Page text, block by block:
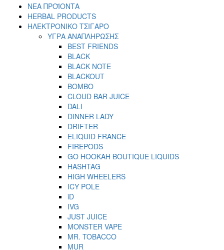
ΝΕΑ ΠΡΟΪΟΝΤΑ
HERBAL PRODUCTS
ΗΛΕΚΤΡΟΝΙΚΟ ΤΣΙΓΑΡΟ
ΥΓΡΑ ΑΝΑΠΛΗΡΩΣΗΣ
BEST FRIENDS
BLACK
BLACK NOTE
BLACKOUT
BOMBO
CLOUD BAR JUICE
DALI
DINNER LADY
DRIFTER
ELIQUID FRANCE
FIREPODS
GO HOOKAH BOUTIQUE LIQUIDS
HASHTAG
HIGH WHEELERS
ICY POLE
iD
IVG
JUST JUICE
MONSTER VAPE
MR. TOBACCO
MUR